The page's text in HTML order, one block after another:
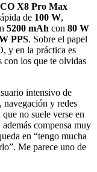
X8 Pro Max
de 100 W,
5200 mAh con 80 W
PPS. Sobre el papel
y en la práctica es
con los que te olvidas
intensivo de
y redes
no suele verse en
además compensa muy
en “tengo mucha
Me parece uno de